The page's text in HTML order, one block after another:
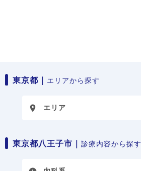
東京都｜ エリアから探す
place エリア
東京都八王子市｜ 診療内容から探す